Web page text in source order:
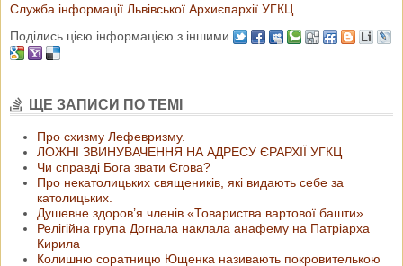
Служба інформації Львівської Архиєпархії УГКЦ
Поділись цією інформацією з іншими
ЩЕ ЗАПИСИ ПО ТЕМІ
Про схизму Лефевризму.
ЛОЖНІ ЗВИНУВАЧЕННЯ НА АДРЕСУ ЄРАРХІЇ УГКЦ
Чи справді Бога звати Єгова?
Про некатолицьких священиків, які видають себе за
католицьких.
Душевне здоров’я членів «Товариства вартової башти»
Релігійна група Догнала наклала анафему на Патріарха
Кирила
Колишню соратницю Ющенка називають покровителькою